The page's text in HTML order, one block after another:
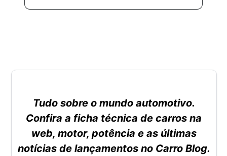
Tudo sobre o mundo automotivo.
Confira a ficha técnica de carros na
web, motor, potência e as últimas
notícias de lançamentos no Carro Blog.